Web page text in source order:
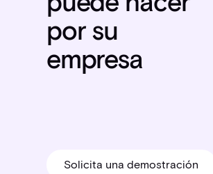
por su
empresa
Solicita una demostración
Solicita una demostración